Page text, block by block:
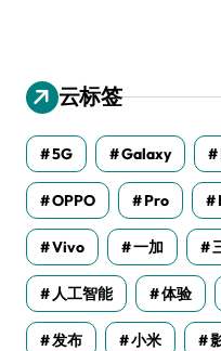
云标签
5G Galaxy
OPPO Pro
Vivo 一加
人工智能 体验
发布 小米